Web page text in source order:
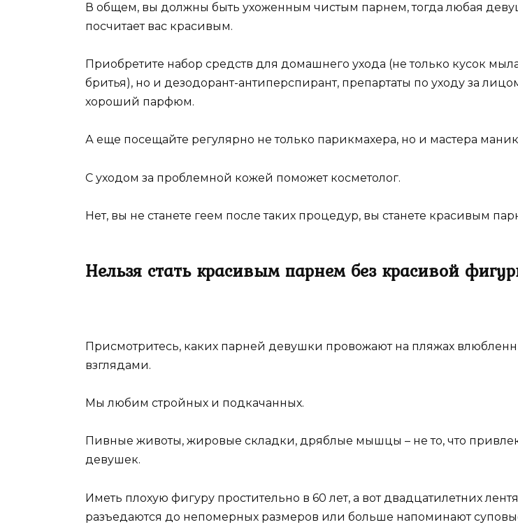
В общем, вы должны быть ухоженным чистым парнем, тогда любая
посчитает вас красивым.
Приобретите набор средств для домашнего ухода (не только кусок
бритья), но и дезодорант-антиперспирант, препартаты по уходу за
хороший парфюм.
А еще посещайте регулярно не только парикмахера, но и мастера
С уходом за проблемной кожей поможет косметолог.
Нет, вы не станете геем после таких процедур, вы станете красивым
Нельзя стать красивым парнем без красивой
Присмотритесь, каких парней девушки провожают на пляжах
взглядами.
Мы любим стройных и подкачанных.
Пивные животы, жировые складки, дряблые мышцы – не то, что
девушек.
Иметь плохую фигуру простительно в 60 лет, а вот двадцатилетних
разъедаются до непомерных размеров или больше напоминают